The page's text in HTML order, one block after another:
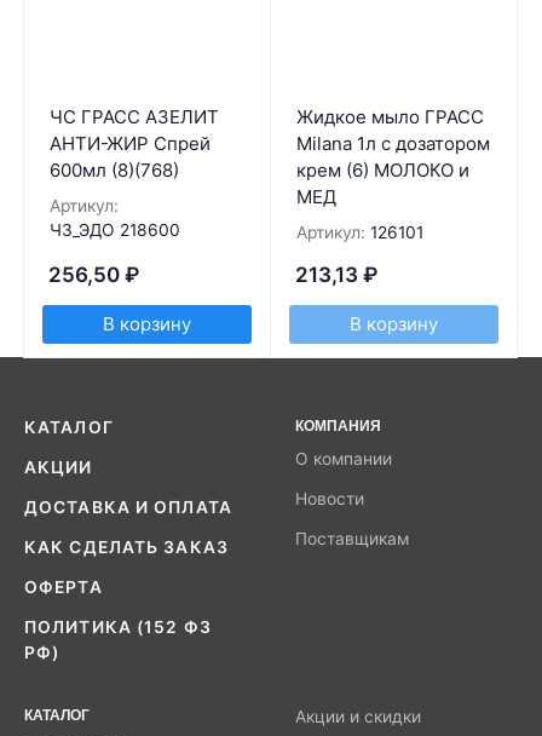
ЧС ГРАСС АЗЕЛИТ
АНТИ-ЖИР Спрей
600мл (8)(768)
Артикул:
ЧЗ_ЭДО 218600
256,50 ₽
В корзину
Жидкое мыло ГРАСС
Milana 1л с дозатором
крем (6) МОЛОКО и
МЕД
Артикул: 126101
213,13 ₽
В корзину
КАТАЛОГ
АКЦИИ
ДОСТАВКА И ОПЛАТА
КАК СДЕЛАТЬ ЗАКАЗ
ОФЕРТА
ПОЛИТИКА (152 ФЗ
РФ)
КОМПАНИЯ
О компании
Новости
Поставщикам
КАТАЛОГ Акции и скидки